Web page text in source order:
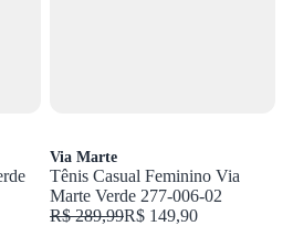
Via Marte
Tênis Casual Feminino Via
Marte Verde 277-006-02
R$ 289,99R$ 149,90